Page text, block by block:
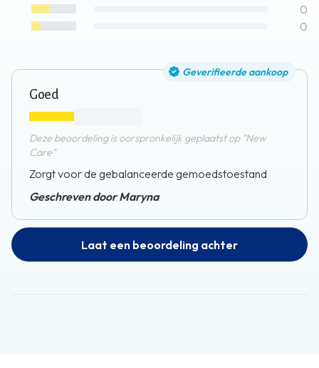
0
0
Geverifieerde aankoop
Goed
Deze beoordeling is oorspronkelijk geplaatst op "New
Care"
Zorgt voor de gebalanceerde gemoedstoestand
Geschreven door Maryna
Laat een beoordeling achter